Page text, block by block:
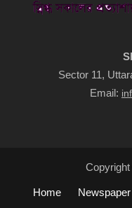
Sector 11,
Email:
Home Newspaper